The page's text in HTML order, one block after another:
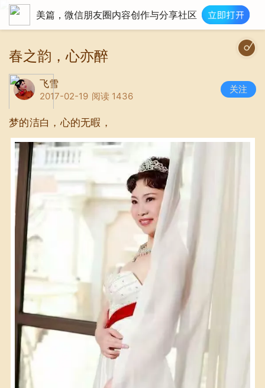
美篇，微信朋友圈内容创作与分享社区
春之韵，心亦醉
飞雪
2017-02-19 阅读 1436
关注
梦的洁白，心的无暇，
新女人花|陈瑞